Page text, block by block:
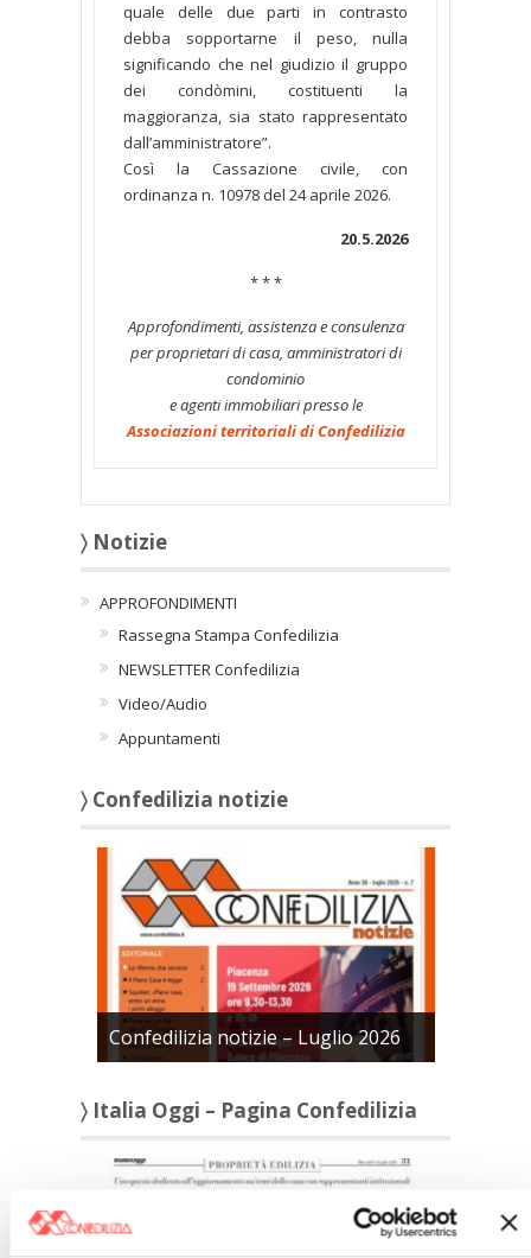
quale delle due parti in contrasto
debba sopportarne il peso, nulla
significando che nel giudizio il gruppo
dei condòmini, costituenti la
maggioranza, sia stato rappresentato
dall’amministratore”.
Così la Cassazione civile, con
ordinanza n. 10978 del 24 aprile 2026.
20.5.2026
* * *
Approfondimenti, assistenza e consulenza
per proprietari di casa, amministratori di
condominio
e agenti immobiliari presso le
Associazioni territoriali di Confedilizia
〉 Notizie
APPROFONDIMENTI
Rassegna Stampa Confedilizia
NEWSLETTER Confedilizia
Video/Audio
Appuntamenti
〉 Confedilizia notizie
Confedilizia notizie – Luglio 2026
〉 Italia Oggi – Pagina Confedilizia